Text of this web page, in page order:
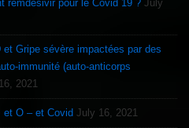
remdesivir pour le Covid 19 ? July
Gripe sévère impactées par des
immunité (auto-anticorps
2021
et O – et Covid July 16, 2021